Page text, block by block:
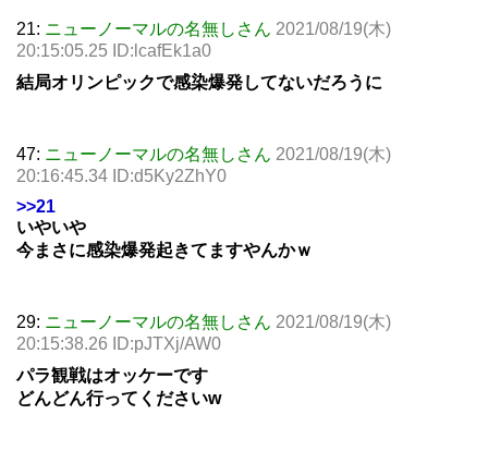
21: ニューノーマルの名無しさん 2021/08/19(木)
20:15:05.25 ID:lcafEk1a0
結局オリンピックで感染爆発してないだろうに
47: ニューノーマルの名無しさん 2021/08/19(木)
20:16:45.34 ID:d5Ky2ZhY0
>>21
いやいや
今まさに感染爆発起きてますやんかｗ
29: ニューノーマルの名無しさん 2021/08/19(木)
20:15:38.26 ID:pJTXj/AW0
パラ観戦はオッケーです
どんどん行ってくださいw